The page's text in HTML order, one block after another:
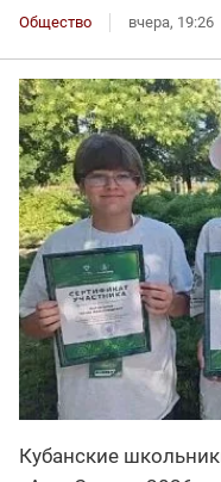
Общество вчера, 19:26
Кубанские